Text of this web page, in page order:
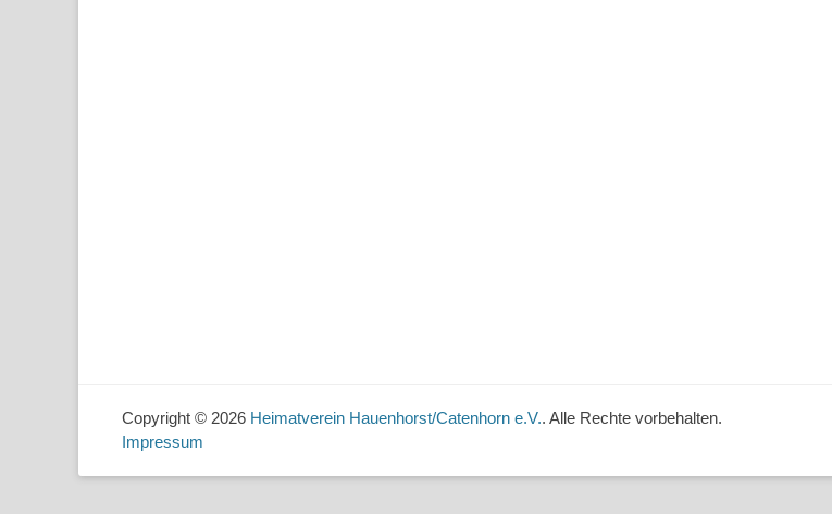
Copyright © 2026 Heimatverein Hauenhorst/Catenhorn e.V.. Alle Rechte vorbehalten.
Impressum